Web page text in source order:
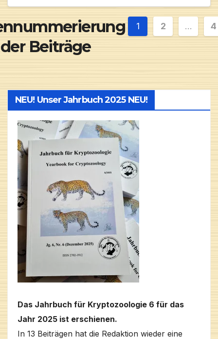
der Beiträge
1 2 … 4
NEU! Unser Jahrbuch 2025 NEU!
Das Jahrbuch für Kryptozoologie 6 für das
Jahr 2025 ist erschienen.
In 13 Beiträgen hat die Redaktion wieder eine